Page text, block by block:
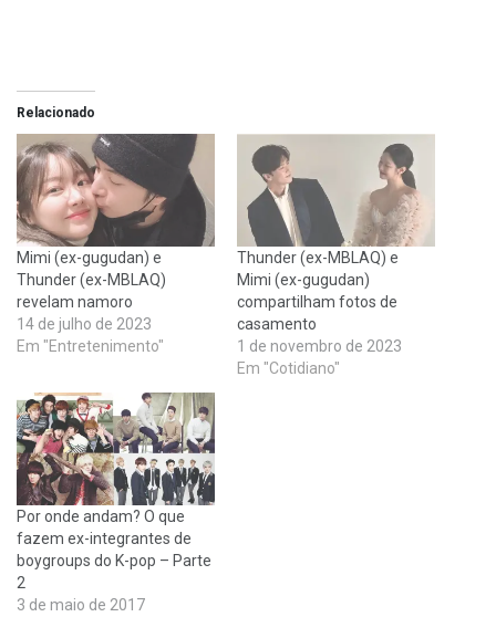
Relacionado
Mimi (ex-gugudan) e
Thunder (ex-MBLAQ)
revelam namoro
14 de julho de 2023
Em "Entretenimento"
Thunder (ex-MBLAQ) e
Mimi (ex-gugudan)
compartilham fotos de
casamento
1 de novembro de 2023
Em "Cotidiano"
Por onde andam? O que
fazem ex-integrantes de
boygroups do K-pop – Parte
2
3 de maio de 2017